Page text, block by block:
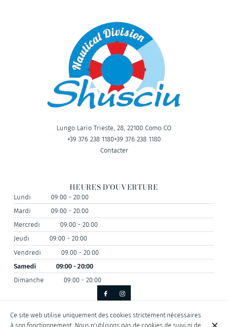
Lungo Lario Trieste, 28, 22100 Como CO
+39 376 238 1180+39 376 238 1180
Contacter
HEURES D'OUVERTURE
Lundi
09:00 - 20:00
Mardi
09:00 - 20:00
Mercredi
09:00 - 20:00
Jeudi
09:00 - 20:00
Vendredi
09:00 - 20:00
Samedi
09:00 - 20:00
Dimanche
09:00 - 20:00
© Shusciu Nautical Division 2026
Ce site web utilise uniquement des cookies strictement nécessaires
à son fonctionnement. Nous n'utilisons pas de cookies de suivi ni de